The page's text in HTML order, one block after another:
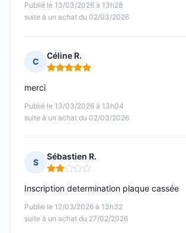
Publié le 13/03/2026 à 13h28
suite à un achat du 02/03/2026
C
Céline R.
Note : 5 sur 5
Publié le 13/03/2026 à 13h04
suite à un achat du 02/03/2026
merci
S
Sébastien R.
Note : 2 sur 5
Publié le 12/03/2026 à 13h32
suite à un achat du 27/02/2026
Inscription determination plaque cassée